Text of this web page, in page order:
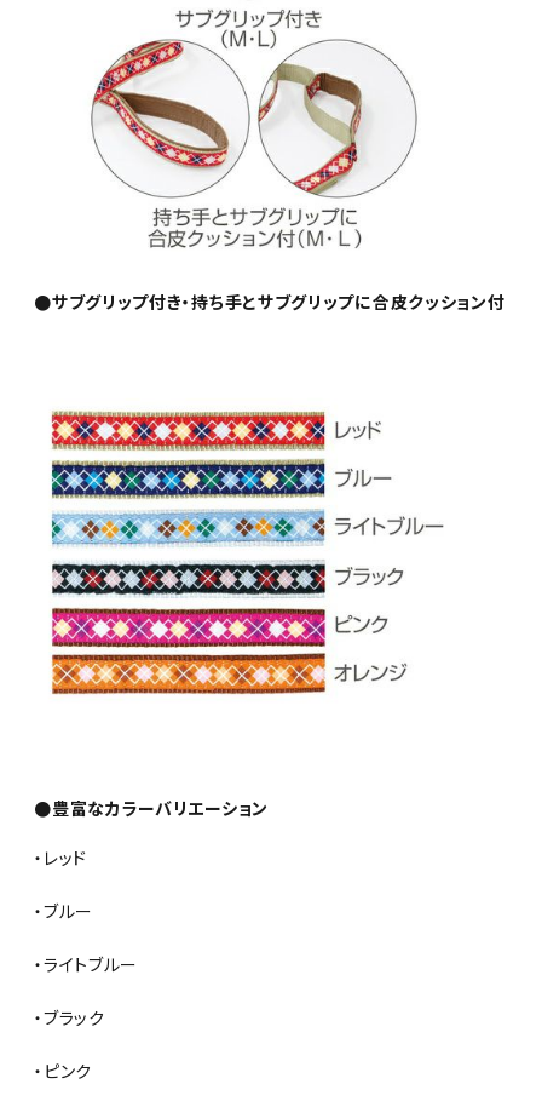
●サブグリップ付き・持ち手とサブグリップに合皮クッション付
●豊富なカラーバリエーション
・レッド
・ブルー
・ライトブルー
・ブラック
・ピンク